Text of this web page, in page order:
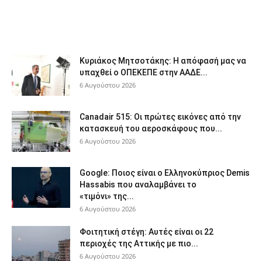
Κυριάκος Μητσοτάκης: Η απόφασή μας να
υπαχθεί ο ΟΠΕΚΕΠΕ στην ΑΑΔΕ...
6 Αυγούστου 2026
Canadair 515: Οι πρώτες εικόνες από την
κατασκευή του αεροσκάφους που...
6 Αυγούστου 2026
Google: Ποιος είναι ο Ελληνοκύπριος Demis
Hassabis που αναλαμβάνει το
«τιμόνι» της...
6 Αυγούστου 2026
Φοιτητική στέγη: Aυτές είναι οι 22
περιοχές της Αττικής με πιο...
6 Αυγούστου 2026